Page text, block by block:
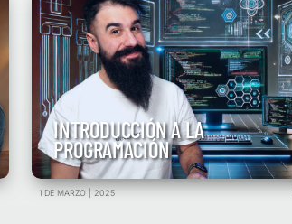
INTRODUCCIÓN A LA
PROGRAMACIÓN
1 DE MARZO | 2025